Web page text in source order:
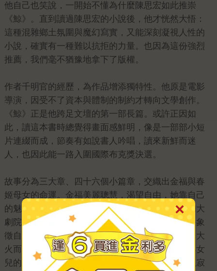
他自己也笑說，一開始不懂為什麼陳思宏如此推崇
《鯨》。直到讀過陳思宏的小說後，他才恍然大悟：
這種混雜鄉土氛圍與魔幻寫實，又能深刻凝視人性的
小說，確實有一種難以抗拒的力量。也因為這份強烈
推薦，我們毫不猶豫地拿下了版權。
作者千明官的經歷，為作品增添獨特性。他原是電影
導演，因受不了資本與體制的制約才轉向文學創作。
《鯨》正是他跨足文壇的第一部長篇。或許正因如
此，讀這本書時總覺得畫面感鮮明，像是一部部小短
片連綴而成，節奏有如說書人吟唱，讀來新鮮而迷
人，也因此能一路入圍國際布克獎決選。
故事分為三大章、四十六個小篇章，交織出金福與春
姬母女的命運。金福美麗聰慧，渴望自由，她靠自己
的魅力與腦袋創業，甚至建起一座以鯨魚為形狀的大
劇院。鯨魚於她而言，是初見大海時的震撼，也是象
徵自由與生命力的夢想。與之相對，女兒春姬則因大
火而背負縱火嫌疑，孤獨入獄多年。母親的張揚與女
兒的沉默，彷彿是本我與超我的對照，把慾望、孤寂